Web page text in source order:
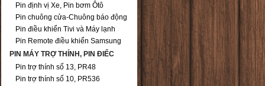
Pin định vị Xe, Pin bơm Ôtô
Pin chuông cửa-Chuông báo động
Pin điều khiển Tivi và Máy lạnh
Pin Remote điều khiển Samsung
PIN MÁY TRỢ THÍNH, PIN ĐIẾC
Pin trợ thính số 13, PR48
Pin trợ thính số 10, PR536